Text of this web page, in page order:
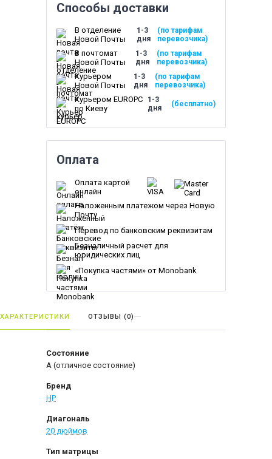
Способы доставки
В отделение
Новой Почты
1-3
дня
(по тарифам
перевозчика)
В почтомат
Новой Почты
1-3
дня
(по тарифам
перевозчика)
Курьером
Новой Почты
1-3
дня
(по тарифам
перевозчика)
Курьером EUROPC
по Киеву
1-3
дня
(бесплатно)
Оплата
Оплата картой
онлайн
Наложенным платежом через Новую
Почту
Перевод по банковским реквизитам
Безналичный расчет для
юридических лиц
«Покупка частями» от Monobank
ХАРАКТЕРИСТИКИ ОТЗЫВЫ (0)
Состояние
A (отличное состояние)
Бренд
HP
Диагональ
20 дюймов
Тип матрицы